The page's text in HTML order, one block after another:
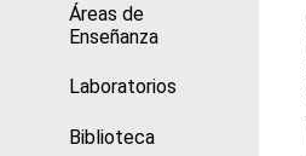
Áreas de
Enseñanza
Laboratorios
Biblioteca